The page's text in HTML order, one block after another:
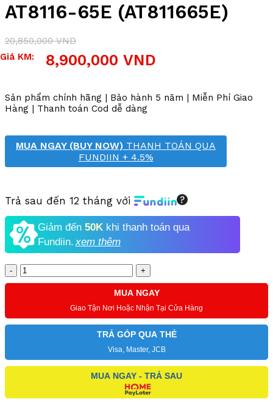
AT8116-65E (AT811665E)
20,850,000VND
Giá
8,900,000 VND
Giá
8,900,000 VND.
Giá KM:
Sản phẩm chính hãng | Bảo hành 5 năm | Miễn Phí Giao
Hàng | Thanh toán Cod dễ dàng
MUA NGAY (BUY NOW) THANH TOÁN QUA
FUNDIIN + 4.5%
Trả sau đến 12 tháng với
Giảm đến 50K khi thanh toán qua
Fundiin.xem thêm
Số
lượng
MUA NGAY
Giao Tận Nơi Hoặc Nhận Tại Cửa Hàng
TRẢ GÓP QUA THẺ
Visa, Master, JCB
MUA NGAY - TRẢ SAU